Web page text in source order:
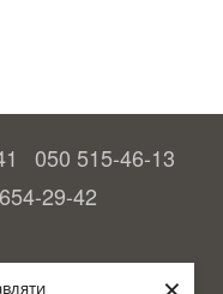
050 515-46-13
29-42